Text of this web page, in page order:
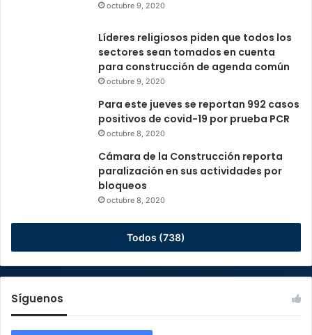
octubre 9, 2020
Líderes religiosos piden que todos los
sectores sean tomados en cuenta
para construcción de agenda común
octubre 9, 2020
Para este jueves se reportan 992 casos
positivos de covid-19 por prueba PCR
octubre 8, 2020
Cámara de la Construcción reporta
paralización en sus actividades por
bloqueos
octubre 8, 2020
Todos (738)
Síguenos